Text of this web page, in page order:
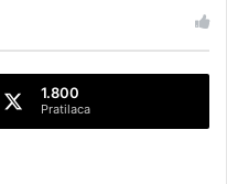
1.800
Pratilaca